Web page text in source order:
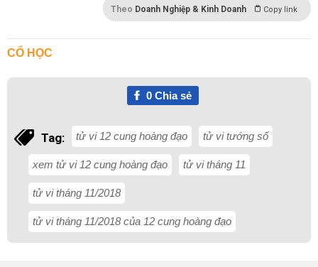
Theo Doanh Nghiệp & Kinh Doanh Copy link
CỔ HỌC
0Chia sẻ
Tag: tử vi 12 cung hoàng đạo tử vi tướng số
xem tử vi 12 cung hoàng đạo tử vi tháng 11
tử vi tháng 11/2018
tử vi tháng 11/2018 của 12 cung hoàng đạo